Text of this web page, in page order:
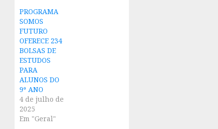
PROGRAMA
SOMOS
FUTURO
OFERECE 234
BOLSAS DE
ESTUDOS
PARA
ALUNOS DO
9º ANO
4 de julho de
2025
Em "Geral"